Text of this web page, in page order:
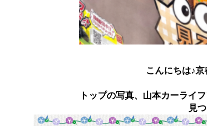
こんにちは♪
トップの写真、山本カーライ
見